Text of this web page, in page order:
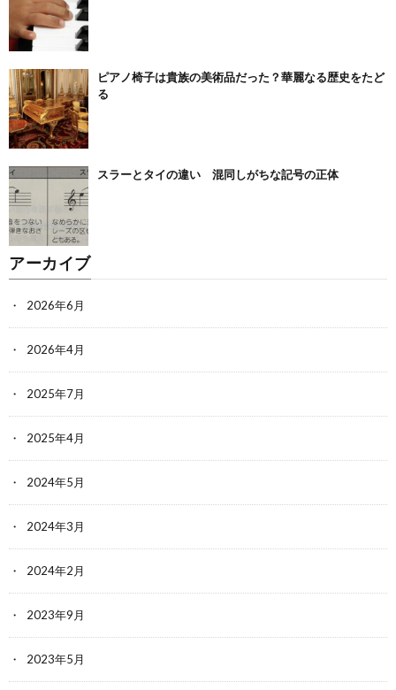
ピアノ椅子は貴族の美術品だった？華麗なる歴史をたど
る
スラーとタイの違い 混同しがちな記号の正体
アーカイブ
2026年6月
2026年4月
2025年7月
2025年4月
2024年5月
2024年3月
2024年2月
2023年9月
2023年5月